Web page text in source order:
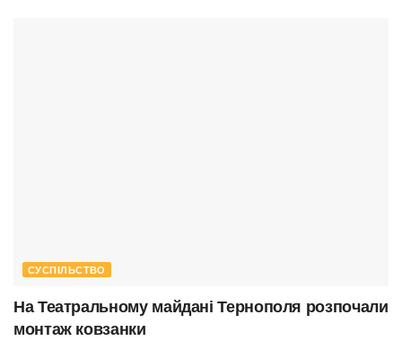
СУСПІЛЬСТВО
На Театральному майдані Тернополя розпочали
монтаж ковзанки